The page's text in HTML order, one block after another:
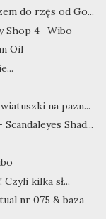
do rzęs od Go...
Shop 4- Wibo
Oil
na pazn...
Shad...
Czyli kilka sł...
nr 075 & baza